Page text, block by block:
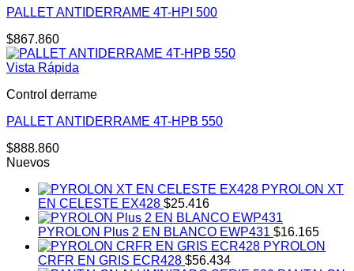
PALLET ANTIDERRAME 4T-HPI 500
$867.860
Vista Rápida
Control derrame
PALLET ANTIDERRAME 4T-HPB 550
$888.860
Nuevos
PYROLON XT
EN CELESTE EX428 $25.416
PYROLON Plus 2 EN BLANCO EWP431 $16.165
PYROLON
CRFR EN GRIS ECR428 $56.434